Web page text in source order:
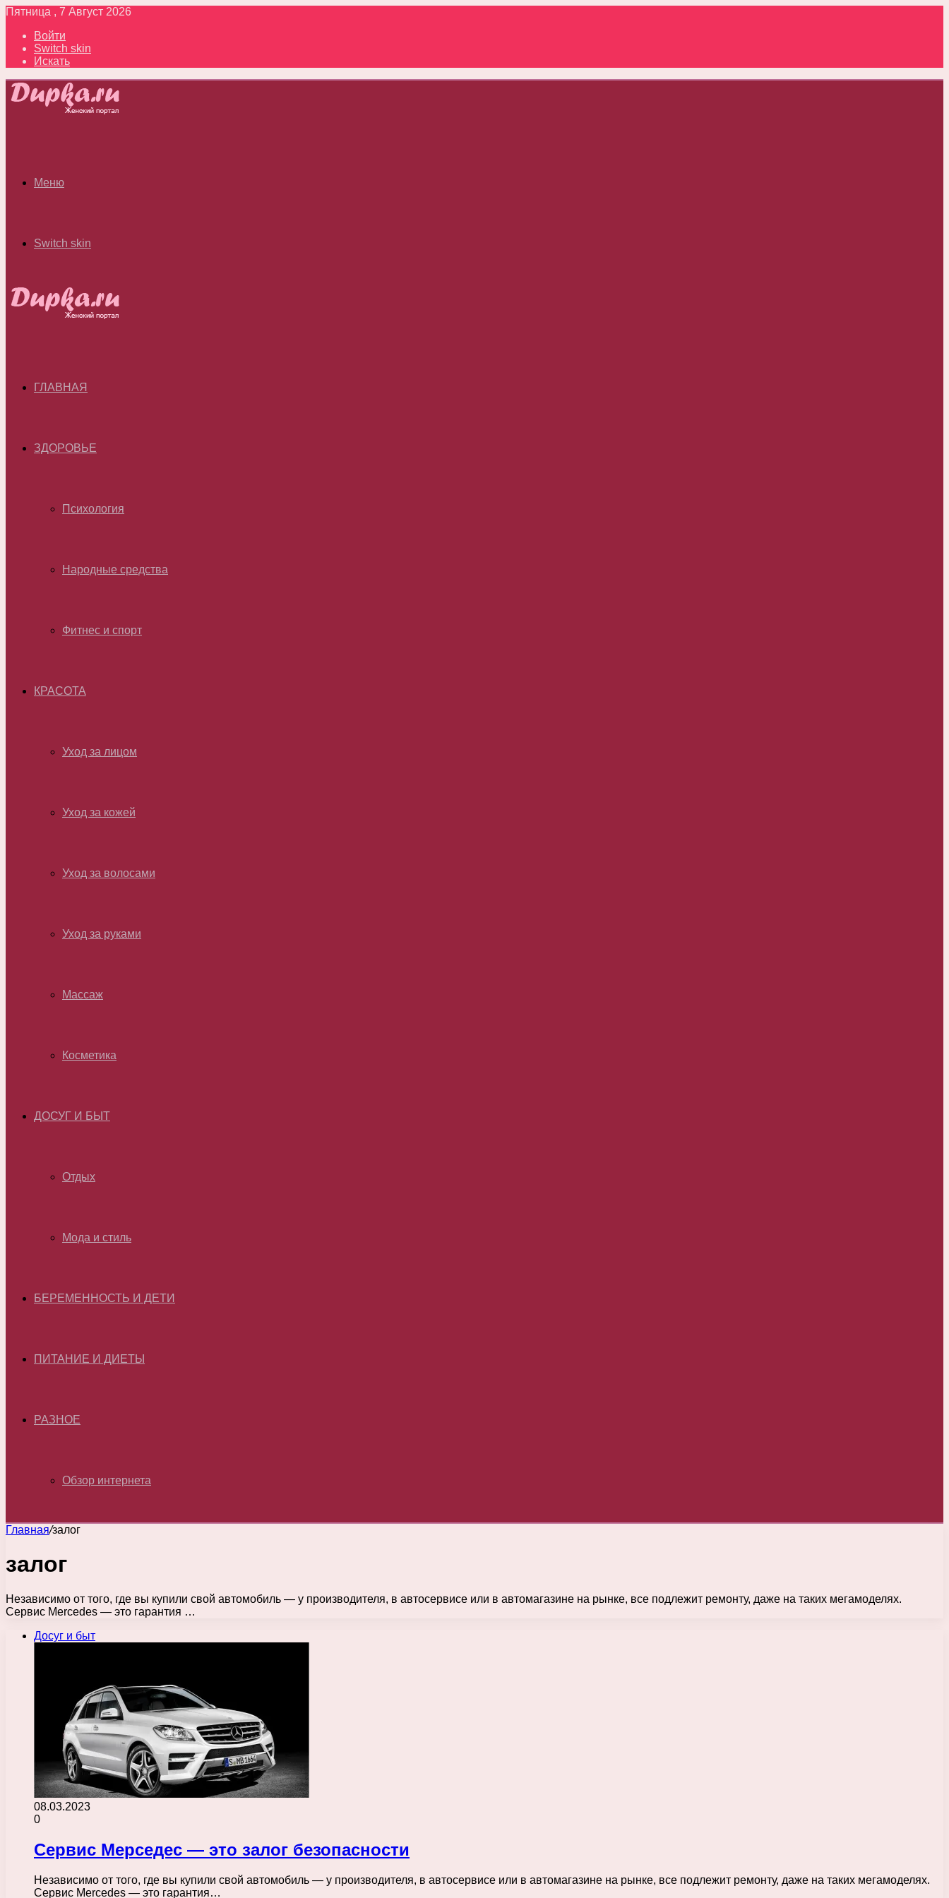
Пятница , 7 Август 2026
Войти
Switch skin
Искать
Меню
Switch skin
ГЛАВНАЯ
ЗДОРОВЬЕ
Психология
Народные средства
Фитнес и спорт
КРАСОТА
Уход за лицом
Уход за кожей
Уход за волосами
Уход за руками
Массаж
Косметика
ДОСУГ И БЫТ
Отдых
Мода и стиль
БЕРЕМЕННОСТЬ И ДЕТИ
ПИТАНИЕ И ДИЕТЫ
РАЗНОЕ
Обзор интернета
Главная/залог
залог
Независимо от того, где вы купили свой автомобиль — у производителя, в автосервисе или в автомагазине на рынке, все подлежит ремонту, даже на таких мегамоделях.
Сервис Mercedes — это гарантия …
Досуг и быт
08.03.2023
0
Сервис Мерседес — это залог безопасности
Независимо от того, где вы купили свой автомобиль — у производителя, в автосервисе или в автомагазине на рынке, все подлежит ремонту, даже на таких мегамоделях.
Сервис Mercedes — это гарантия…